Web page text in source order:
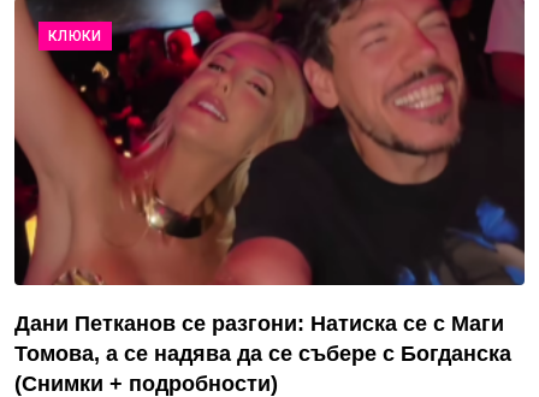
КЛЮКИ
Дани Петканов се разгони: Натиска се с Маги
Томова, а се надява да се събере с Богданска
(Снимки + подробности)